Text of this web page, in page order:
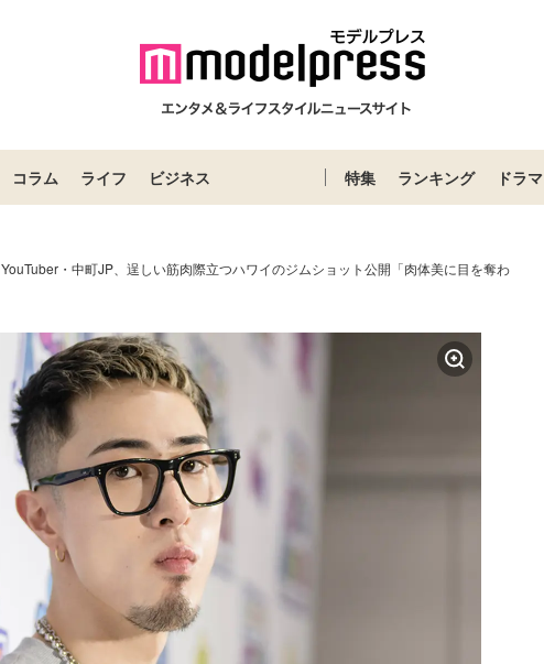
コラム ライフ ビジネス 特集 ランキング ドラマ
YouTuber・中町JP、逞しい筋肉際立つハワイのジムショット公開「肉体美に目を奪わ